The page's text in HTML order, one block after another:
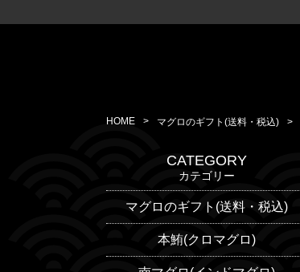
HOME マグロのギフト(送料・税込)
CATEGORY
カテゴリー
マグロのギフト(送料・税込)
本鮪(クロマグロ)